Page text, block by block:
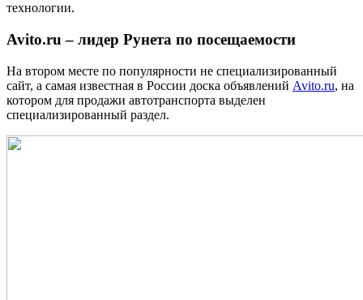
технологии.
Avito.ru – лидер Рунета по посещаемости
На втором месте по популярности не специализированный
сайт, а самая известная в России доска объявлений Avito.ru, на
котором для продажи автотранспорта выделен
специализированный раздел.